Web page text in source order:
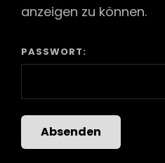
anzeigen zu können.
PASSWORT: